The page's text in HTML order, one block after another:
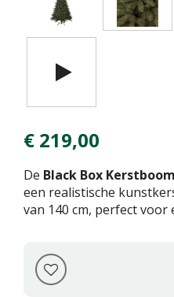
€ 219,00
De Black Box
een realistische
van 140 cm, perfect voor